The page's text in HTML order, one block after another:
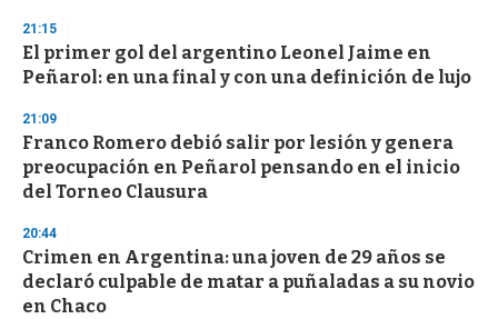
21:15
El primer gol del argentino Leonel Jaime en
Peñarol: en una final y con una definición de lujo
21:09
Franco Romero debió salir por lesión y genera
preocupación en Peñarol pensando en el inicio
del Torneo Clausura
20:44
Crimen en Argentina: una joven de 29 años se
declaró culpable de matar a puñaladas a su novio
en Chaco